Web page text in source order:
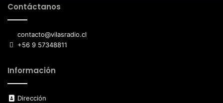
Contáctanos
contacto@vilasradio.cl
+56 9 57348811
Información
Dirección